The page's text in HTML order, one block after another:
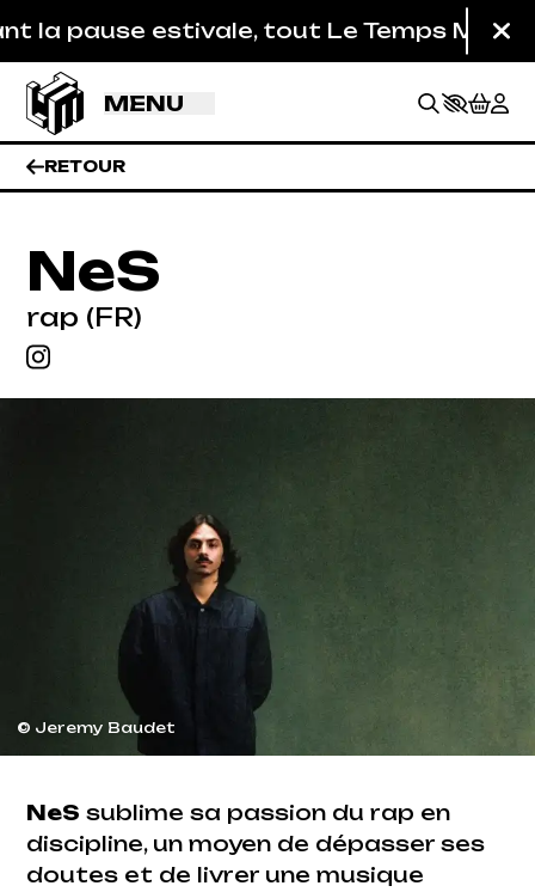
la pause estivale, tout Le Temps
MENU
RETOUR
NeS
rap (FR)
© Jeremy Baudet
NeS sublime sa passion du rap en
discipline, un moyen de dépasser ses
doutes et de livrer une musique